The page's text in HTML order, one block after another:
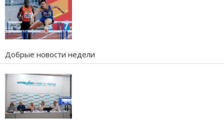
Добрые новости недели